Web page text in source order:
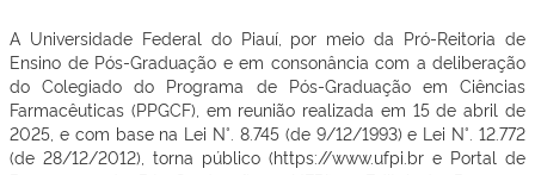
A Universidade Federal do Piauí, por meio da Pró-Reitoria de
Ensino de Pós-Graduação e em consonância com a deliberação
do Colegiado do Programa de Pós-Graduação em Ciências
Farmacêuticas (PPGCF), em reunião realizada em 15 de abril de
2025, e com base na Lei N°. 8.745 (de 9/12/1993) e Lei N°. 12.772
(de 28/12/2012), torna público (https://www.ufpi.br e Portal de